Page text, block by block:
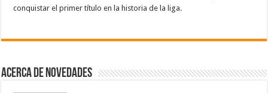
conquistar el primer título en la historia de la liga.
Acerca de NOVEDADES